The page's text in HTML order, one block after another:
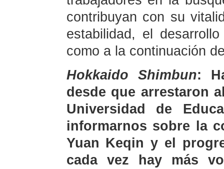
contribuyan con su
estabilidad, el
como a la continuación
Hokkaido Shimbun:
desde que arrestaron
Universidad de
informarnos sobre la
Yuan Keqin y el
cada vez hay más